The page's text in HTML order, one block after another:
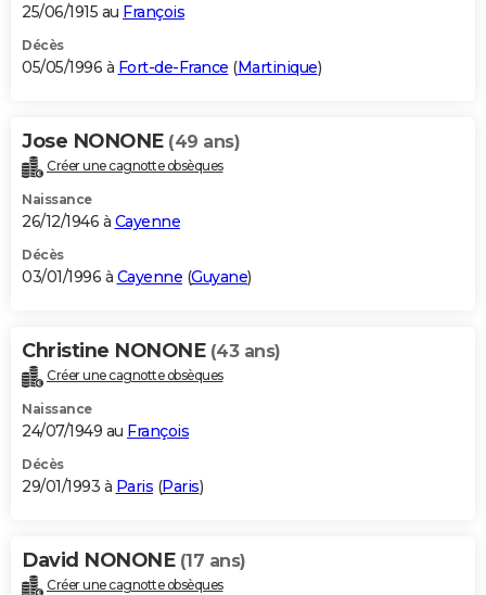
25/06/1915 au François
Décès
05/05/1996 à Fort-de-France (Martinique)
Jose NONONE (49 ans)
Créer une cagnotte obsèques
Naissance
26/12/1946 à Cayenne
Décès
03/01/1996 à Cayenne (Guyane)
Christine NONONE (43 ans)
Créer une cagnotte obsèques
Naissance
24/07/1949 au François
Décès
29/01/1993 à Paris (Paris)
David NONONE (17 ans)
Créer une cagnotte obsèques